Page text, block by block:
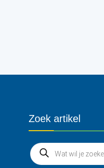
Zoek artikel